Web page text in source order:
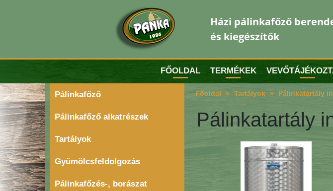
Házi pálinkafőző
és kiegészítők
FŐOLDAL TERMÉKEK
Pálinkafőző
Pálinkafőző alkatrészek
Tartályok
Gyümölcsfeldolgozás
Pálinkafőzés-, borászat
Főoldal Tartályok Pálinkatartály
Pálinkatartály